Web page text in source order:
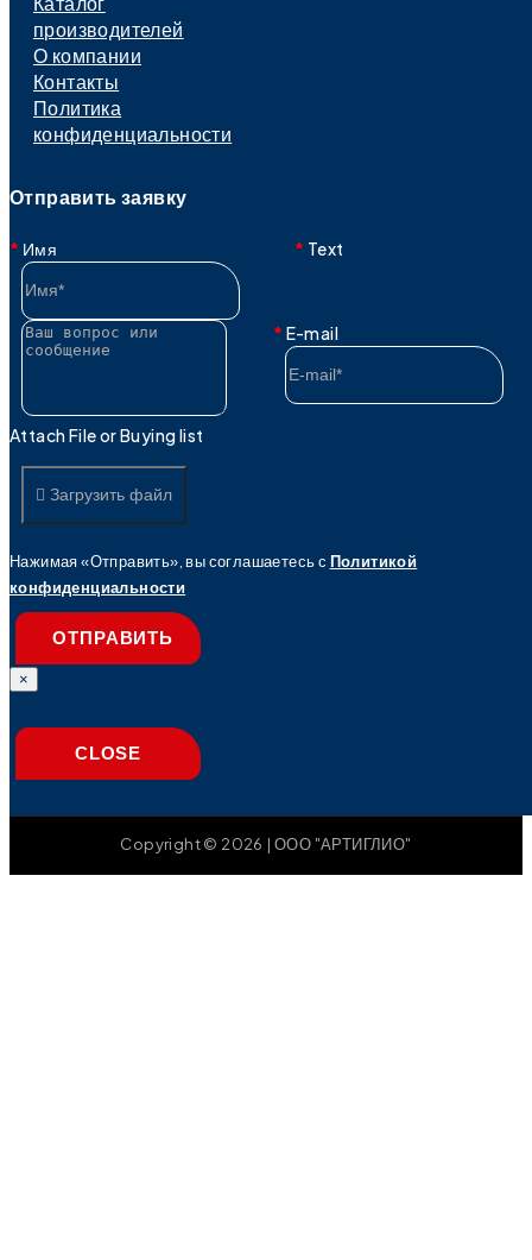
производителей
О компании
Контакты
Политика
конфиденциальности
Отправить заявку
Имя
E-mail
Text
Attach File or Buying list
Загрузить файл
Нажимая «Отправить», вы соглашаетесь с Политикой
конфиденциальности
ОТПРАВИТЬ
×
CLOSE
Copyright © 2026 | ООО "АРТИГЛИО"